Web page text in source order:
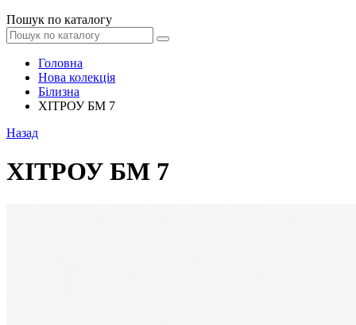
Пошук по каталогу
Головна
Нова колекція
Білизна
ХІТРОУ БМ 7
Назад
ХІТРОУ БМ 7